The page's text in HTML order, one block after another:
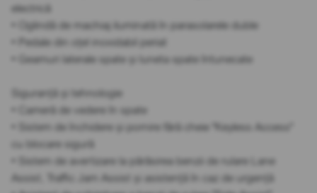
electrică
• Oglindă de machiaj iluminată în parasolarele duble
• Pedale din oțel inoxidabil periat
• Geamuri laterale spate și luneta spate întunecate
Siguranță și tehnologie
• Cameră de vedere în spate
• Sistem de închidere și pornire fără cheie "Keyless Access"
cu blocare sigură
• Sistem de avertizare la părăsirea benzii de rulare Lane
Assist, Traffic Jam Assist și asistență în caz de urgență